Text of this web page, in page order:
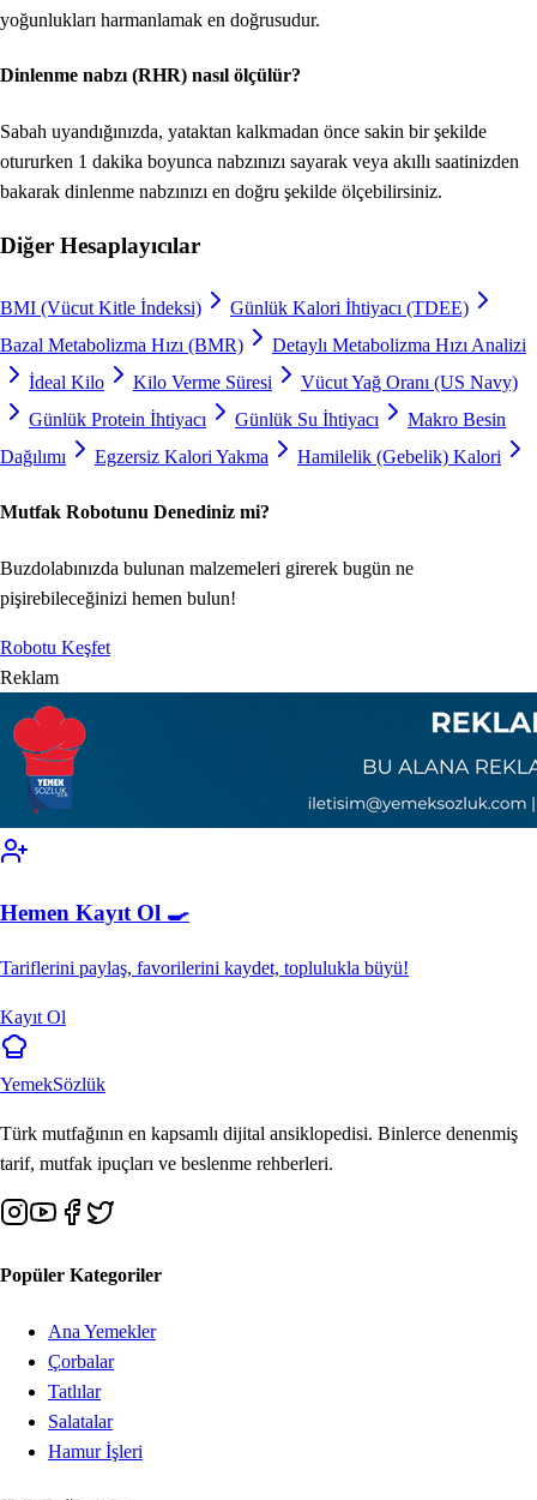
yoğunlukları harmanlamak en doğrusudur.
Dinlenme nabzı (RHR) nasıl ölçülür?
Sabah uyandığınızda, yataktan kalkmadan önce sakin bir şekilde
otururken 1 dakika boyunca nabzınızı sayarak veya akıllı saatinizden
bakarak dinlenme nabzınızı en doğru şekilde ölçebilirsiniz.
Diğer Hesaplayıcılar
BMI (Vücut Kitle İndeksi)
Günlük Kalori İhtiyacı (TDEE)
Bazal Metabolizma Hızı (BMR)
Detaylı Metabolizma Hızı Analizi
İdeal Kilo
Kilo Verme Süresi
Vücut Yağ Oranı (US Navy)
Günlük Protein İhtiyacı
Günlük Su İhtiyacı
Makro Besin
Dağılımı
Egzersiz Kalori Yakma Hamilelik (Gebelik) Kalori
Mutfak Robotunu Denediniz mi?
Buzdolabınızda bulunan malzemeleri girerek bugün ne
pişirebileceğinizi hemen bulun!
Robotu Keşfet
Reklam
Hemen Kayıt Ol 🍳
Tariflerini paylaş, favorilerini kaydet, toplulukla büyü!
Kayıt Ol
YemekSözlük
Türk mutfağının en kapsamlı dijital ansiklopedisi. Binlerce denenmiş
tarif, mutfak ipuçları ve beslenme rehberleri.
Popüler Kategoriler
Ana Yemekler
Çorbalar
Tatlılar
Salatalar
Hamur İşleri